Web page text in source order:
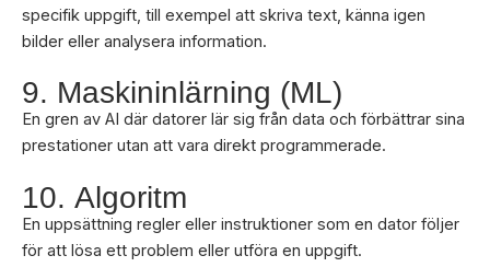
specifik uppgift, till exempel att skriva text, känna igen
bilder eller analysera information.
9. Maskininlärning (ML)
En gren av AI där datorer lär sig från data och förbättrar sina
prestationer utan att vara direkt programmerade.
10. Algoritm
En uppsättning regler eller instruktioner som en dator följer
för att lösa ett problem eller utföra en uppgift.